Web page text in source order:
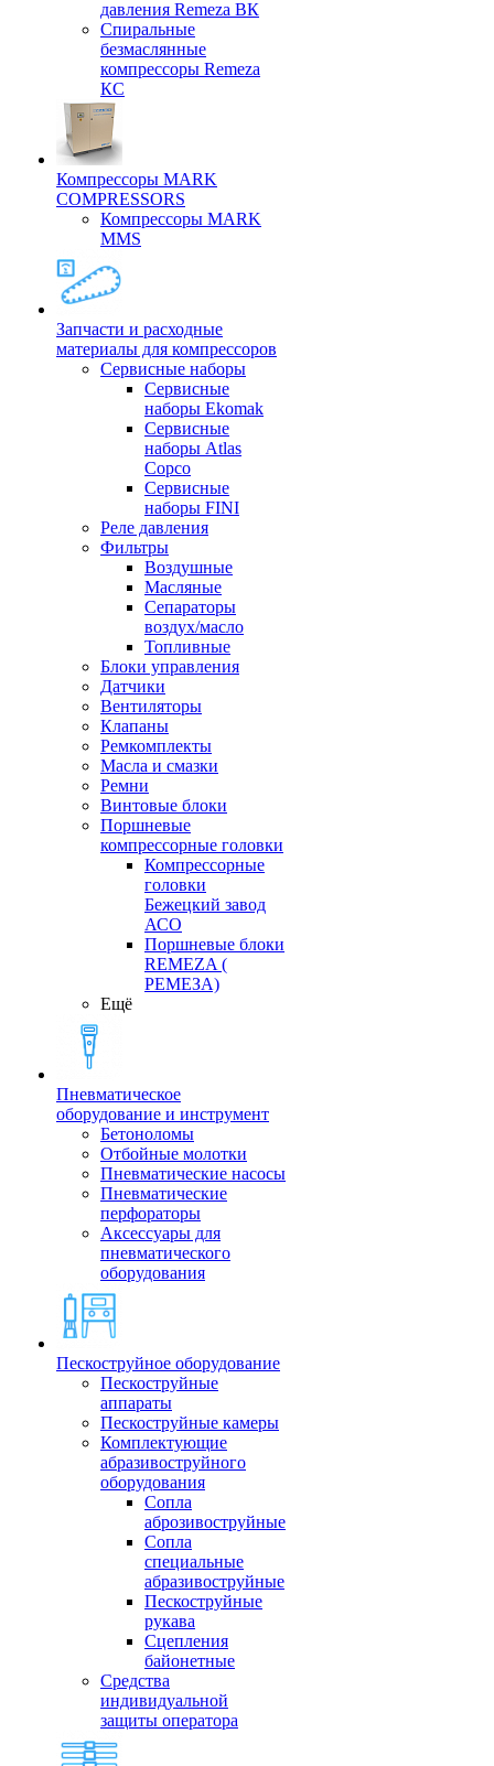
давления Remeza ВК
Спиральные
безмаслянные
компрессоры Remeza
КС
Компрессоры MARK
COMPRESSORS
Компрессоры MARK
MMS
Запчасти и расходные
материалы для компрессоров
Cервисные наборы
Сервисные
наборы Ekomak
Cервисные
наборы Atlas
Copco
Сервисные
наборы FINI
Реле давления
Фильтры
Воздушные
Масляные
Сепараторы
воздух/масло
Топливные
Блоки управления
Датчики
Вентиляторы
Клапаны
Ремкомплекты
Масла и смазки
Ремни
Винтовые блоки
Поршневые
компрессорные головки
Компрессорные
головки
Бежецкий завод
АСО
Поршневые блоки
REMEZA (
РЕМЕЗА)
Ещё
Пневматическое
оборудование и инструмент
Бетоноломы
Отбойные молотки
Пневматические насосы
Пневматические
перфораторы
Аксессуары для
пневматического
оборудования
Пескоструйное оборудование
Пескоструйные
аппараты
Пескоструйные камеры
Комплектующие
абразивоструйного
оборудования
Сопла
аброзивоструйные
Сопла
специальные
абразивоструйные
Пескоструйные
рукава
Сцепления
байонетные
Средства
индивидуальной
защиты оператора